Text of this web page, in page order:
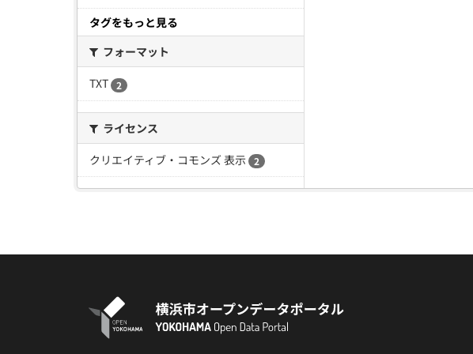
タグをもっと見る
フォーマット
TXT 2
ライセンス
クリエイティブ・コモンズ 表示 2